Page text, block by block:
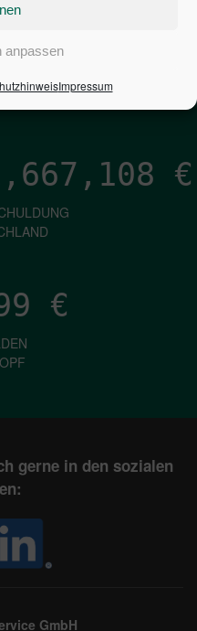
anpassen
Impressum
€
€
€
gerne in den sozialen
GmbH